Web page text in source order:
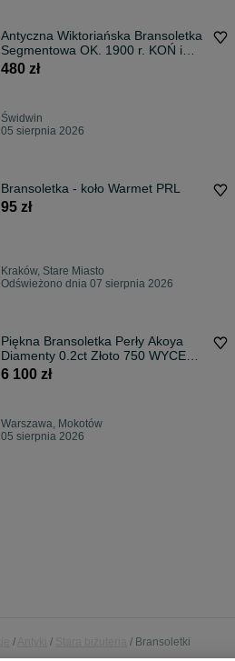
Antyczna Wiktoriańska Bransoletka
Segmentowa OK. 1900 r. KOŃ i
PODKOWA, 31.54g Antyk+pudełko
480 zł
Świdwin
05 sierpnia 2026
Bransoletka - koło Warmet PRL
95 zł
Kraków, Stare Miasto
Odświeżono dnia 07 sierpnia 2026
Piękna Bransoletka Perły Akoya
Diamenty 0.2ct Złoto 750 WYCENA
8500zł
6 100 zł
Warszawa, Mokotów
05 sierpnia 2026
Bransoletki